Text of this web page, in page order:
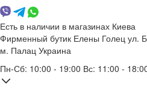
Есть в наличии в магазинах Киева
Фирменный бутик Елены Голец ул.
м. Палац Украина
Пн-Сб: 10:00 - 19:00 Вс: 11:00 -